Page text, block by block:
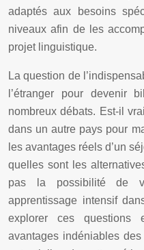
adaptés aux besoins
niveaux afin de les
projet linguistique.
La question de
l’étranger pour
nombreux débats. Est-il
dans un autre pays pour
les avantages réels d’un
quelles sont les
pas la possibilité de
apprentissage intensif
explorer ces questions
avantages indéniables